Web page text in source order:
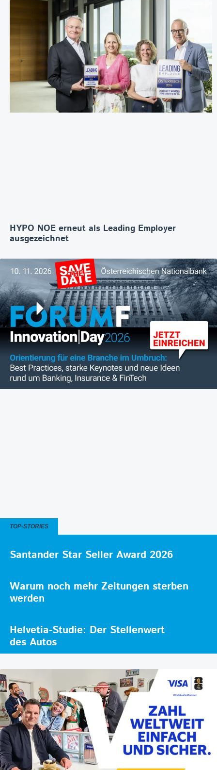
HYPO NOE erneut als Leading Employer
ausgezeichnet
TOP-STORIES
Santander Star Seller Award 2026
Warum noch mehr Zeitungen sterben
werden
Helvetia-Studie: Der Stellenwert
des Autos